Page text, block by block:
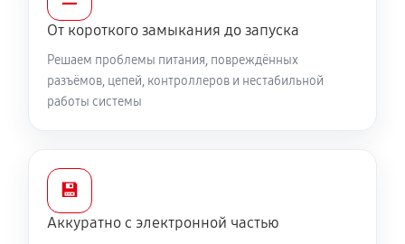
От короткого замыкания до запуска
Решаем проблемы питания, повреждённых
разъёмов, цепей, контроллеров и нестабильной
работы системы
💾
Аккуратно с электронной частью